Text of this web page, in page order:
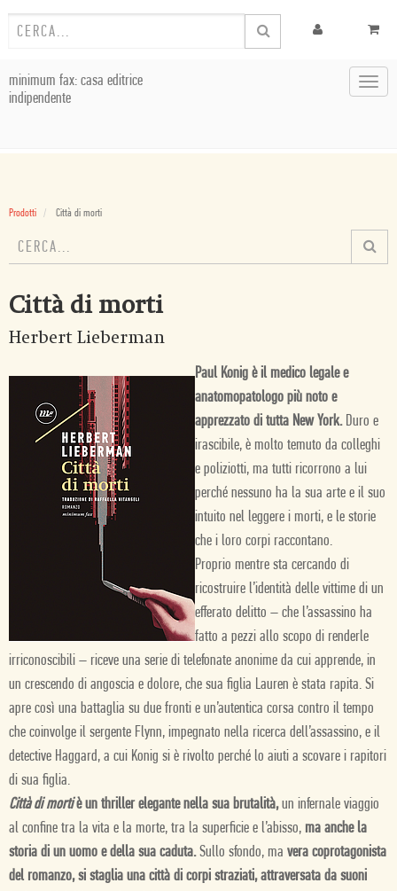
minimum fax: casa editrice
indipendente
Prodotti Città di morti
Città di morti
Herbert Lieberman
Paul Konig è il medico legale e
anatomopatologo più noto e
apprezzato di tutta New York. Duro e
irascibile, è molto temuto da colleghi
e poliziotti, ma tutti ricorrono a lui
perché nessuno ha la sua arte e il suo
intuito nel leggere i morti, e le storie
che i loro corpi raccontano.
Proprio mentre sta cercando di
ricostruire l’identità delle vittime di un
efferato delitto – che l’assassino ha
fatto a pezzi allo scopo di renderle
irriconoscibili – riceve una serie di telefonate anonime da cui apprende, in
un crescendo di angoscia e dolore, che sua figlia Lauren è stata rapita. Si
apre così una battaglia su due fronti e un’autentica corsa contro il tempo
che coinvolge il sergente Flynn, impegnato nella ricerca dell’assassino, e il
detective Haggard, a cui Konig si è rivolto perché lo aiuti a scovare i rapitori
di sua figlia.
Città di mortiè un thriller elegante nella sua brutalità,un infernale viaggio
al confine tra la vita e la morte, tra la superficie e l’abisso, ma anche la
storia di un uomo e della sua caduta.Sullo sfondo, ma vera coprotagonista
del romanzo, si staglia una città di corpi straziati, attraversata da suoni